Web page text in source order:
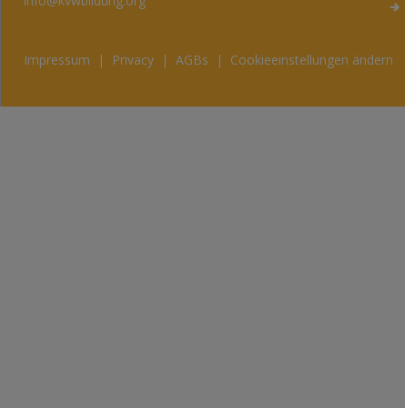
Impressum | Privacy | AGBs | Cookieeinstellungen ändern